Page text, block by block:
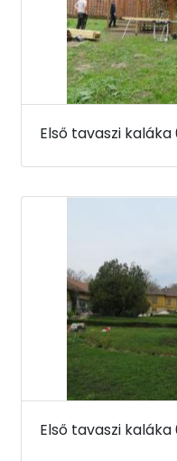
Első tavaszi kaláka
Első tavaszi kaláka